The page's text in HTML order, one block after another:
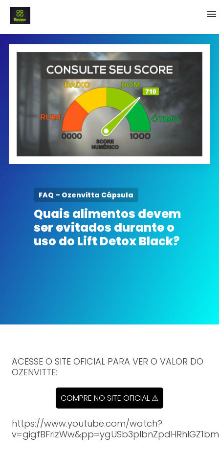
INICIO
Termo e Condições
Política Privacidade
SOBRE NÓS
FAQ – Ozenvitta Cápsula
Quais alimentos devem
ser evitados durante o
uso do Lift Detox Black?
ACESSE O SITE OFICIAL PARA VER O VALOR DO
OZENVITTE:
COMPRE NO SITE OFICIAL ⚠
https://www.youtube.com/watch?